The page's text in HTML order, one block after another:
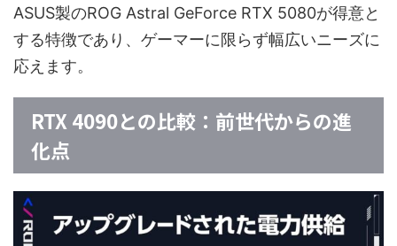
ASUS製のROG Astral GeForce RTX 5080が得意と
する特徴であり、ゲーマーに限らず幅広いニーズに
応えます。
RTX 4090との比較：前世代からの進
化点